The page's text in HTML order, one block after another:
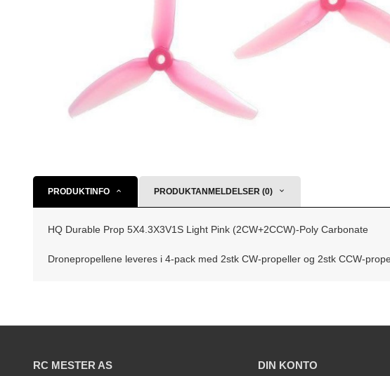
PRODUKTINFO PRODUKTANMELDELSER (0)
HQ Durable Prop 5X4.3X3V1S Light Pink (2CW+2CCW)-Poly Carbonate
Dronepropellene leveres i 4-pack med 2stk CW-propeller og 2stk CCW-
RC MESTER AS DIN KONTO